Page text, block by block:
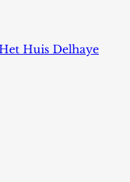
Het Huis Delhaye